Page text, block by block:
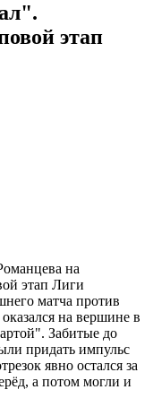
этап
на
этап Лиги
матча против
на вершине в
Забитые до
придать импульс
явно остался за
а потом могли и